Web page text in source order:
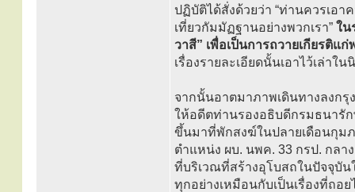
ปฏิบัติได้สั่งด้วยว่า “ท่านควรเอ
เที่ยวกัมมัฏฐานอย่างพวกเรา” ใน
วาสี” เพื่อเป็นการถวายเกียรติ
เรื่องรายละเอียดนั้นเอาไว้เล่าใ
จากนั้นอาตมาภาพเดินทางลงก
ให้อดีตท่านรองอธิบดีกรมธนารั
ขึ้นมาที่พักสงฆ์ในปลายเดือนกุม
ตำแหน่ง ผบ. นพค. 33 กรป. กล
ที่บริเวณที่สร้างอุโบสถในปัจจุบั
ทุกอย่างเหมือนกับเป็นเรื่องที่ถอ